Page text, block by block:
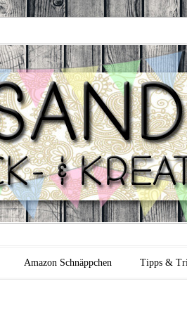
Amazon Schnäppchen Tipps &